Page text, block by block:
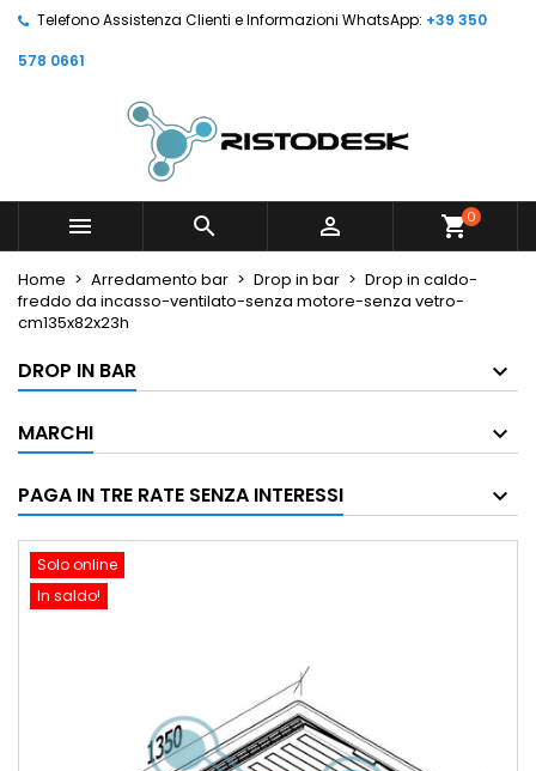
Telefono Assistenza Clienti e Informazioni WhatsApp: +39 350
578 0661
   shopping_cart0
Home Arredamento bar Drop in bar
Drop in caldo-
freddo da incasso-ventilato-senza motore-senza vetro-
cm135x82x23h
DROP IN BAR
MARCHI
PAGA IN TRE RATE SENZA INTERESSI
Solo online
In saldo!